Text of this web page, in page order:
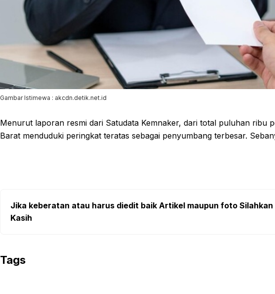
Gambar Istimewa : akcdn.detik.net.id
Menurut laporan resmi dari Satudata Kemnaker, dari total puluhan ribu
Barat menduduki peringkat teratas sebagai penyumbang terbesar.
Jika keberatan atau harus diedit baik Artikel maupun foto Silahkan
Kasih
Tags